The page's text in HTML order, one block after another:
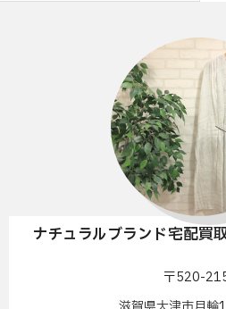
ナチュラルブランド宅配買
〒520-